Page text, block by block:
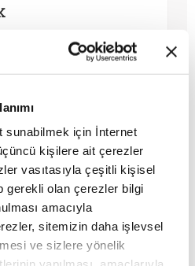
sunabilmek için İnternet
kişilere ait çerezler
vasıtasıyla çeşitli kişisel
gerekli olan çerezler bilgi
amacıyla
sitemizin daha işlevsel
ve sizlere yönelik